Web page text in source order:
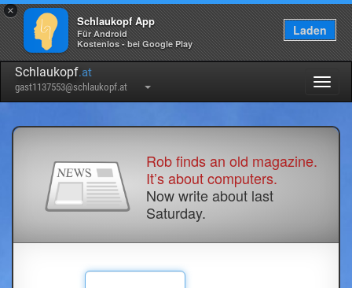
×
Schlaukopf App
Für Android
Kostenlos - bei Google Play
Laden
Schlaukopf.at
gast1137553@schlaukopf.at
Rob finds an old magazine.
It’s about computers.
Now write about last
Saturday.